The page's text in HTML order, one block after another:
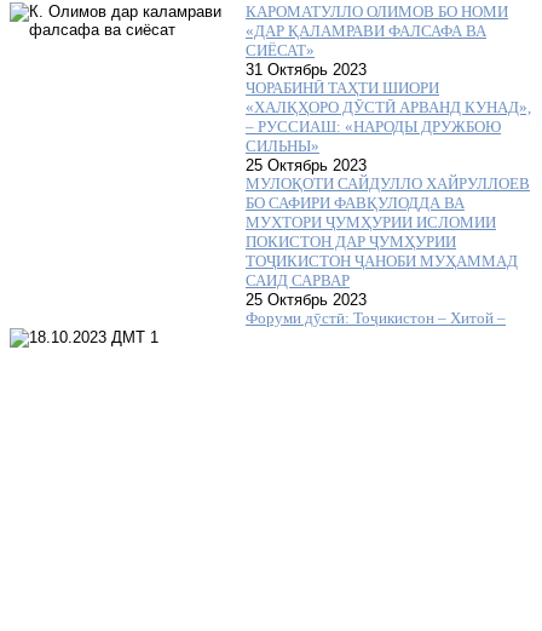
КАРОМАТУЛЛО ОЛИМОВ БО НОМИ
«ДАР ҚАЛАМРАВИ ФАЛСАФА ВА
СИЁСАТ»
31 Октябрь 2023
ЧОРАБИНӢ ТАҲТИ ШИОРИ
«ХАЛҚҲОРО ДӮСТӢ АРВАНД КУНАД»,
– РУССИАШ: «НАРОДЫ ДРУЖБОЮ
СИЛЬНЫ»
25 Октябрь 2023
МУЛОҚОТИ САЙДУЛЛО ХАЙРУЛЛОЕВ
БО САФИРИ ФАВҚУЛОДДА ВА
МУХТОРИ ҶУМҲУРИИ ИСЛОМИИ
ПОКИСТОН ДАР ҶУМҲУРИИ
ТОҶИКИСТОН ҶАНОБИ МУҲАММАД
САИД САРВАР
25 Октябрь 2023
Форуми дӯстӣ: Тоҷикистон – Хитой –